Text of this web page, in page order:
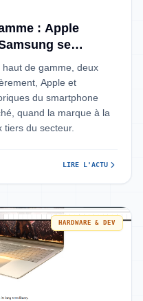
: Apple
se
les miettes
de gamme, deux
Apple et
du smartphone
quand la marque à la
tiers du secteur.
LIRE L'ACTU
HARDWARE & DEV